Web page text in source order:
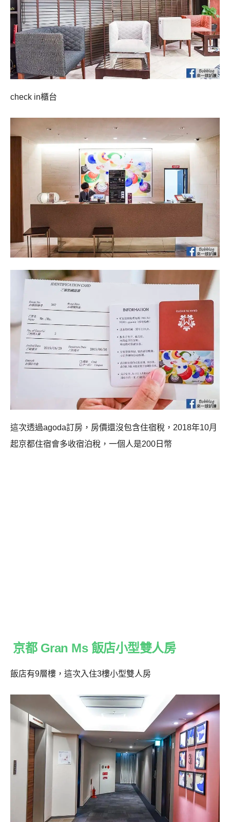
check in櫃台
這次透過agoda訂房，房價還沒包含住宿稅，2018年10月
起京都住宿會多收宿泊稅，一個人是200日幣
京都 Gran Ms 飯店小型雙人房
飯店有9層樓，這次入住3樓小型雙人房